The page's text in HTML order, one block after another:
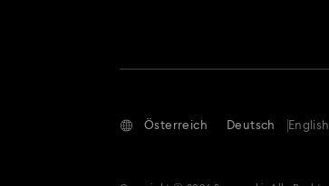
Österreich Deutsch English